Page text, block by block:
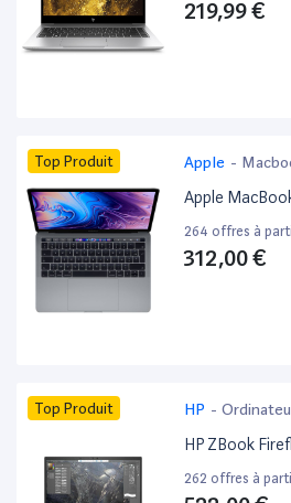
219,99 €
Top Produit Apple -
Apple
264 offres à
312,00 €
Top Produit HP -
HP ZBook
262 offres à